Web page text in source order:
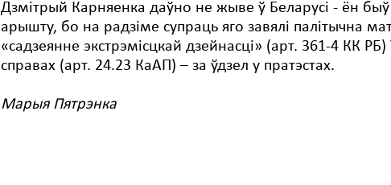
Дзмітрый Карняенка даўно не жыве ў Беларусі - ён
арышту, бо на радзіме супраць яго завялі палітычна
«садзеянне экстрэмісцкай дзейнасці» (арт. 361-4 КК
справах (арт. 24.23 КаАП) – за ўдзел у пратэстах.
Марыя Пятрэнка